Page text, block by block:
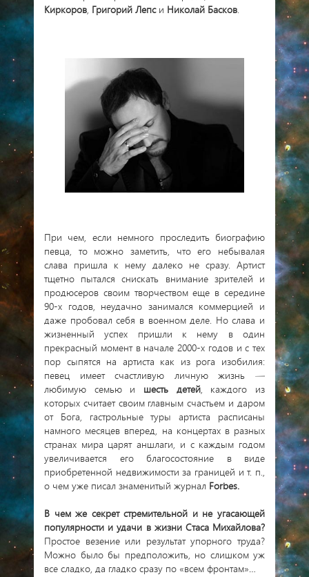
Киркоров, Григорий Лепси Николай Басков.
При чем, если немного проследить биографию
певца, то можно заметить, что его небывалая
слава пришла к нему далеко не сразу. Артист
тщетно пытался снискать внимание зрителей и
продюсеров своим творчеством еще в середине
90-х годов, неудачно занимался коммерцией и
даже пробовал себя в военном деле. Но слава и
жизненный успех пришли к нему в один
прекрасный момент в начале 2000-х годов и с тех
пор сыпятся на артиста как из рога изобилия:
певец имеет счастливую личную жизнь —
любимую семью и шесть детей, каждого из
которых считает своим главным счастьем и даром
от Бога, гастрольные туры артиста расписаны
намного месяцев вперед, на концертах в разных
странах мира царят аншлаги, и с каждым годом
увеличивается его благосостояние в виде
приобретенной недвижимости за границей и т. п.,
о чем уже писал знаменитый журнал Forbes.
В чем же секрет стремительной и не угасающей
популярности и удачи в жизни Стаса Михайлова?
Простое везение или результат упорного труда?
Можно было бы предположить, но слишком уж
все сладко, да гладко сразу по «всем фронтам»…